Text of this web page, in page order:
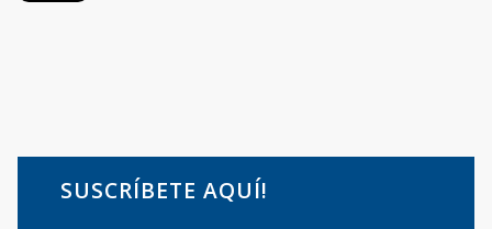
SUSCRÍBETE AQUÍ!